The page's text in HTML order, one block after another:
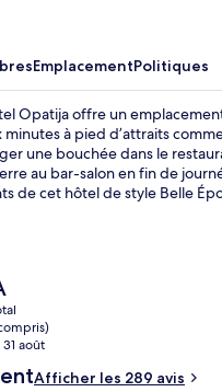
EmplacementPolitiques
Opatija offre un
à pied d’attraits
une bouchée dans le
au bar-salon en fin de
de cet hôtel de style Belle
août
Afficher les 289 avis